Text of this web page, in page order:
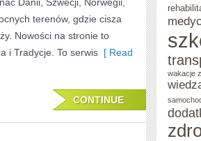
terenów, gdzie cisza
Nowości na stronie to
i Tradycje. To serwis [ Read
CONTINUE
wakacje